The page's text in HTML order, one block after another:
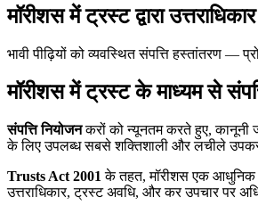
मॉरीशस में ट्रस्ट द्वारा
भावी पीढ़ियों को व्यवस्थित संपत्ति हस्तांतरण —
मॉरीशस में ट्रस्ट के माध्यम से
संपत्ति नियोजनकरों को न्यूनतम करते हुए, कानूनी
के लिए उपलब्ध सबसे शक्तिशाली और लचीले
Trusts Act 2001 के तहत, मॉरीशस एक आधुनिक
उत्तराधिकार, ट्रस्ट अवधि, और कर उपचार पर